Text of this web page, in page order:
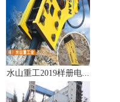
水山重工2019样册电...